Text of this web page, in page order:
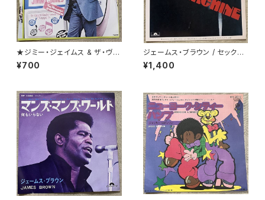
★ジミー・ジェイムス & ザ・ヴァ
ガボンズ / ディスコ・フィーヴァ
ー
¥700
ジェームス・ブラウン / セックス・
マシーン
¥1,400